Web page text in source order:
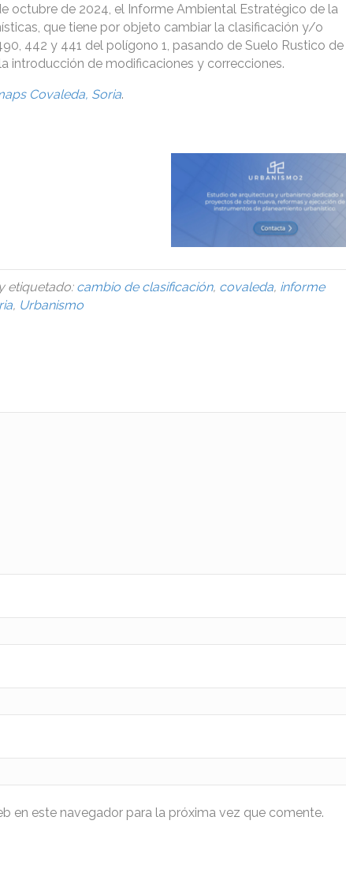
octubre de 2024, el Informe Ambiental Estratégico de la
que tiene por objeto cambiar la clasificación y/o
442 y 441 del polígono 1, pasando de Suelo Rustico de
introducción de modificaciones y correcciones.
Covaleda, Soria.
etiquetado: cambio de clasificación, covaleda, informe
, Urbanismo
en este navegador para la próxima vez que comente.